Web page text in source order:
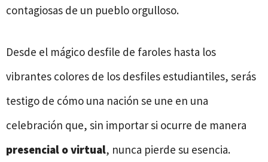
contagiosas de un pueblo orgulloso.
Desde el mágico desfile de faroles hasta los
vibrantes colores de los desfiles estudiantiles, serás
testigo de cómo una nación se une en una
celebración que, sin importar si ocurre de manera
presencial o virtual, nunca pierde su esencia.